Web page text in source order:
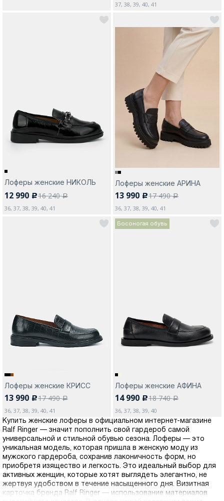
37, 38, 39, 40, 41
Лоферы женские НИКОЛЬ
12 990 c16 240a
36, 37, 38, 39, 40, 41
Лоферы женские АРИНА
13 990 c17 490a
36, 37, 38, 39, 40, 41
Лоферы женские КРИСС
13 990 c17 490a
36, 37, 38, 39, 40, 41
Босоногая обувь
Лоферы женские АФИНА
14 990 c18 740a
36, 37, 38, 39, 40
Купить женские лоферы в официальном интернет-магазине
Ralf Ringer — значит пополнить свой гардероб самой
универсальной и стильной обувью сезона. Лоферы — это
уникальная модель, которая пришла в женскую моду из
мужского гардероба, сохранив лаконичность форм, но
приобретя изящество и легкость. Это идеальный выбор для
активных женщин, которые хотят выглядеть элегантно, не
жертвуя удобством в течение насыщенного дня. Визитная
карточка бренда Ralf Ringer — использование материалов